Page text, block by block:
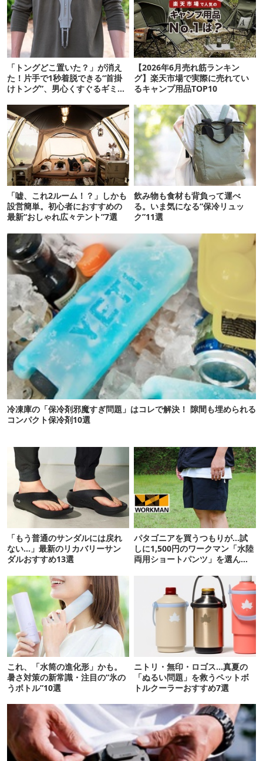
「トングどこ置いた？」が消え
た！片手で1秒着脱できる“首掛
けトング”、男心くすぐるギミッ
【2026年6月売れ筋ランキン
グ】楽天市場で実際に売れてい
るキャンプ用品TOP10
「嘘、これ2ルーム！？」しかも
設営簡単。初心者におすすめの
最新“おしゃれ広々テント”7選
飲み物も食材も背負って運べ
る。いま気になる“保冷リュッ
ク”11選
冷凍庫の「保冷剤邪魔すぎ問題」はコレで解決！ 隙間も埋められる
コンパクト保冷剤10選
「もう普通のサンダルには戻れ
ない…」最新のリカバリーサン
ダルおすすめ13選
パタゴニアを買うつもりが…試
しに1,500円のワークマン「水陸
両用ショートパンツ」を選んだ
これ、「水筒の進化形」かも。
暑さ対策の新常識・注目の“氷の
うボトル”10選
ニトリ・無印・ロゴス…真夏の
「ぬるい問題」を救うペットボ
トルクーラーおすすめ7選